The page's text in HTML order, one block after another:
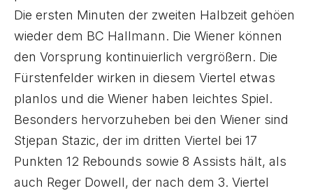
Die ersten Minuten der zweiten Halbzeit gehöen
wieder dem BC Hallmann. Die Wiener können
den Vorsprung kontinuierlich vergrößern. Die
Fürstenfelder wirken in diesem Viertel etwas
planlos und die Wiener haben leichtes Spiel.
Besonders hervorzuheben bei den Wiener sind
Stjepan Stazic, der im dritten Viertel bei 17
Punkten 12 Rebounds sowie 8 Assists hält, als
auch Reger Dowell, der nach dem 3. Viertel